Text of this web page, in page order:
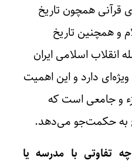
قرآنی همچون تاریخ
و همچنین تاریخ
انقلاب اسلامی ایران
دارد و این اهمیت
و جامعی است که
به حکمت‌جو می‌دهد.
تفاوتی با مدرسه یا